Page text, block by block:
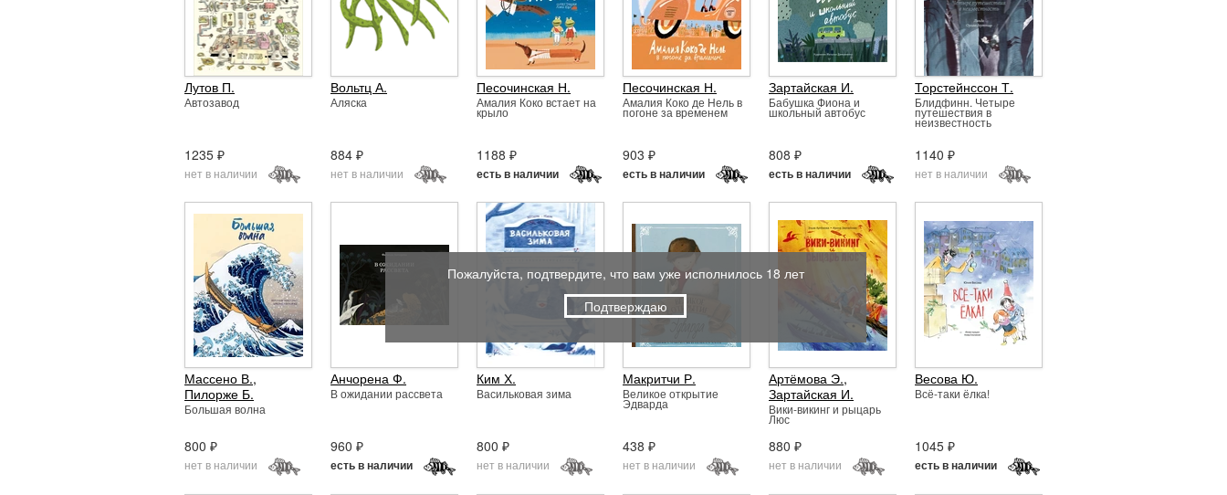
Лутов П.
Автозавод
1235 ₽
нет в наличии
Вольтц А.
Аляска
884 ₽
нет в наличии
Песочинская Н.
Амалия Коко встает на
крыло
1188 ₽
есть в наличии
Песочинская Н.
Амалия Коко де Нель в
погоне за временем
903 ₽
есть в наличии
Зартайская И.
Бабушка Фиона и
школьный автобус
808 ₽
есть в наличии
Торстейнссон Т.
Блидфинн. Четыре
путешествия в
неизвестность
1140 ₽
нет в наличии
Массено В.,
Пилорже Б.
Большая волна
800 ₽
нет в наличии
Анчорена Ф.
В ожидании рассвета
960 ₽
есть в наличии
Ким Х.
Васильковая зима
800 ₽
нет в наличии
Макритчи Р.
Великое открытие
Эдварда
438 ₽
нет в наличии
Артёмова Э.,
Зартайская И.
Вики-викинг и рыцарь
Люс
880 ₽
нет в наличии
Весова Ю.
Всё-таки ёлка!
1045 ₽
есть в наличии
Пожалуйста, подтвердите, что вам уже исполнилось 18 лет
Подтверждаю